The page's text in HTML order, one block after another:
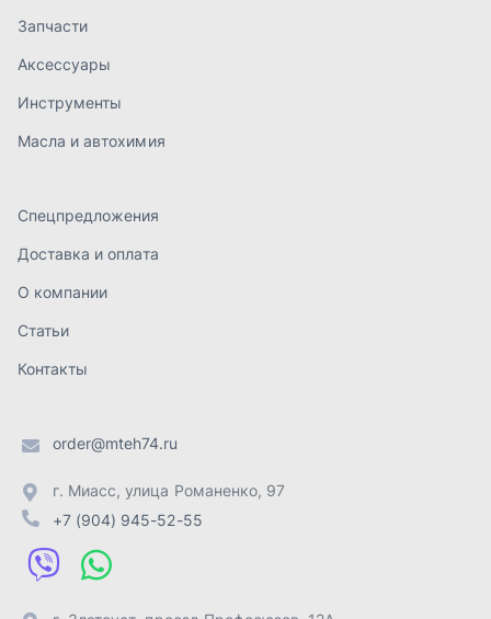
Контакты
order@mteh74.ru
+7 (904) 945-52-55
г. Златоуст
г. Челябинск
+7 (904) 945-04-44